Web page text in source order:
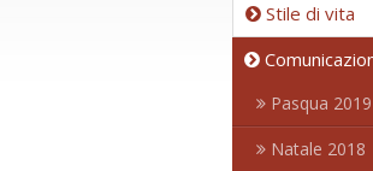
Stile di vita
Pasqua 2019
Natale 2018